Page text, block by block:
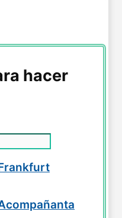
hacer